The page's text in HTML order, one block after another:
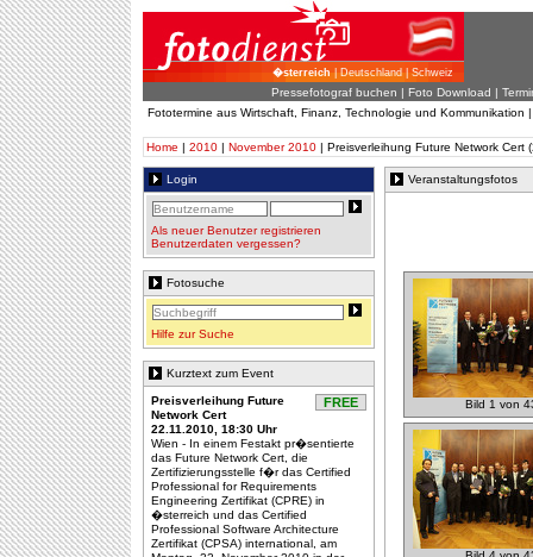
�sterreich| Deutschland | Schweiz
Pressefotograf buchen | Foto Download |
Fototermine aus Wirtschaft, Finanz, Technologie und Kommunikation
Home | 2010 | November 2010 | Preisverleihung Future Network Cert
Login
Als neuer Benutzer registrieren
Benutzerdaten vergessen?
Fotosuche
Hilfe zur Suche
Kurztext zum Event
FREE
Preisverleihung Future
Network Cert
22.11.2010, 18:30 Uhr
Wien - In einem Festakt pr�sentierte
das Future Network Cert, die
Zertifizierungsstelle f�r das Certified
Professional for Requirements
Engineering Zertifikat (CPRE) in
�sterreich und das Certified
Professional Software Architecture
Zertifikat (CPSA) international, am
Veranstaltungsfotos
Bild 1 von